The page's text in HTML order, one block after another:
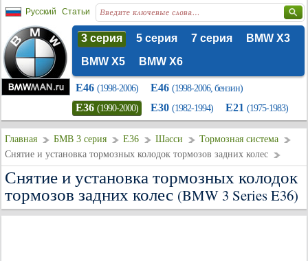
Русский Статьи
3 серия 5 серия 7 серия
BMW X3
BMW X5
BMW X6
E46 (1998-2006) E46 (1998-2006, бензин)
E36 (1990-2000) E30 (1982-1994) E21 (1975-1983)
Главная БМВ 3 серия E36 Шасси
Тормозная система
Снятие и установка тормозных колодок тормозов задних колес
Снятие и установка тормозных колодок
тормозов задних колес (BMW 3 Series E36)